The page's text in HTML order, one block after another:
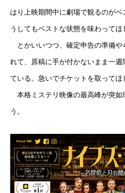
はり上映期間中に劇場で観るのが
うしてもベストな状態を味わってほ
とかいいつつ、確定申告の準備や
れて、原稿に手が付かないまま一
ている。急いでチケットを取ってほ
本格ミステリ映像の最高峰が突如
う。